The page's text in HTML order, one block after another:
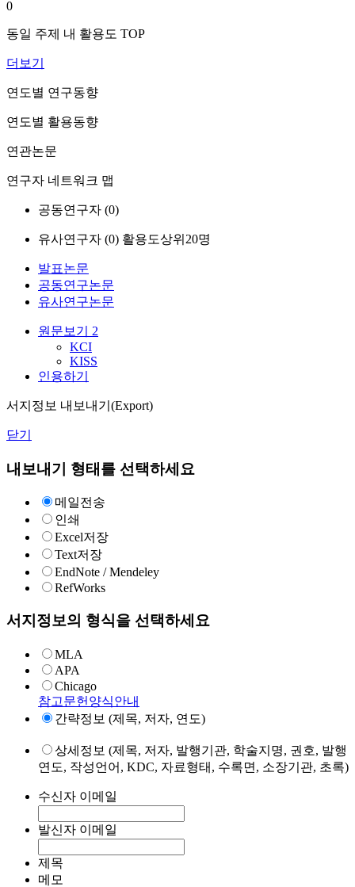
0
동일 주제 내 활용도 TOP
더보기
연도별 연구동향
연도별 활용동향
연관논문
연구자 네트워크 맵
공동연구자 (0)
유사연구자 (0) 활용도상위20명
발표논문
공동연구논문
유사연구논문
원문보기 2
KCI
KISS
인용하기
서지정보 내보내기(Export)
닫기
내보내기 형태를 선택하세요
메일전송
인쇄
Excel저장
Text저장
EndNote / Mendeley
RefWorks
서지정보의 형식을 선택하세요
MLA
APA
Chicago
참고문헌양식안내
간략정보 (제목, 저자, 연도)
상세정보 (제목, 저자, 발행기관, 학술지명, 권호, 발행
연도, 작성언어, KDC, 자료형태, 수록면, 소장기관, 초록)
수신자 이메일
발신자 이메일
제목
메모